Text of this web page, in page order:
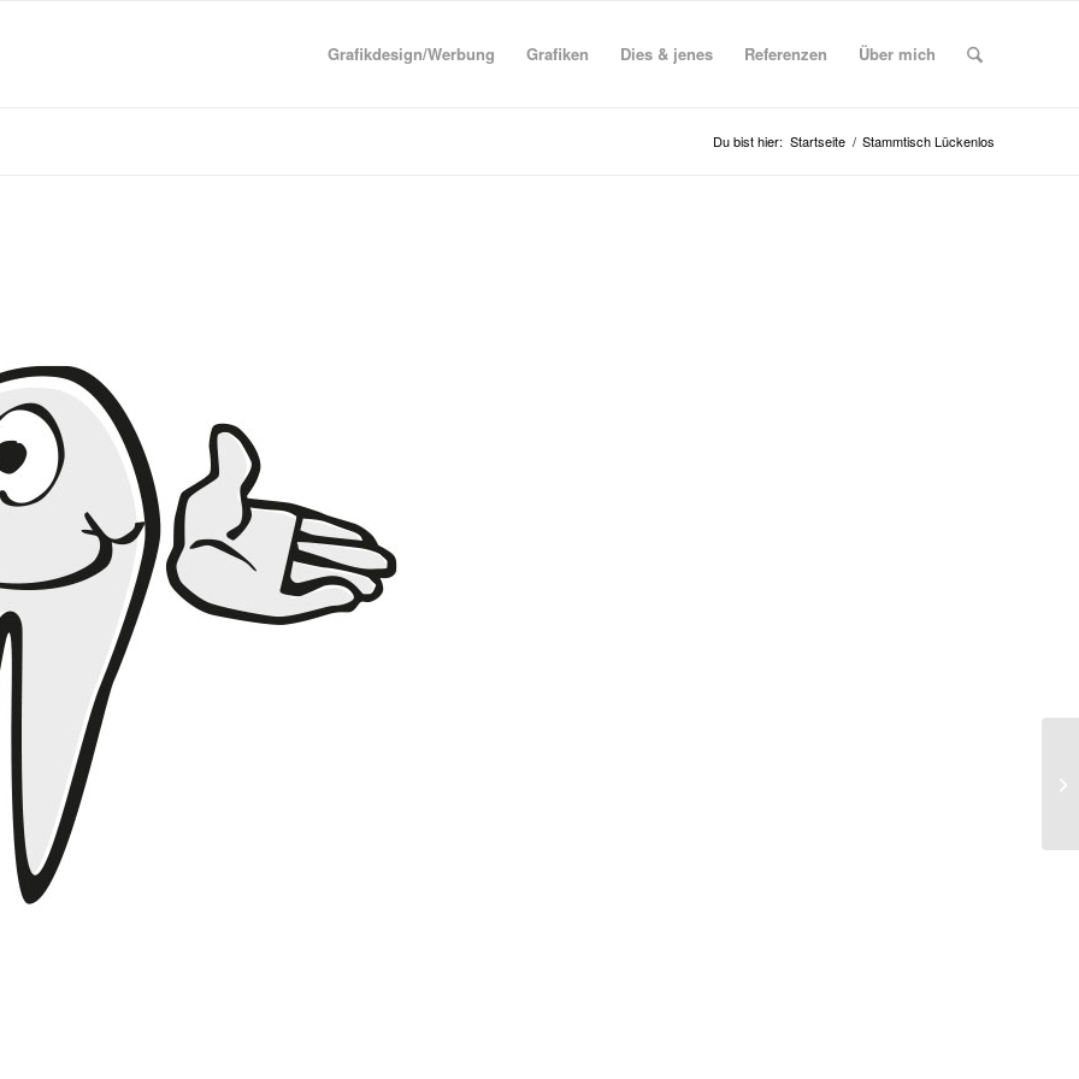
Grafikdesign/Werbung Grafiken Dies & jenes Referenzen Über mich
Du bist hier: Startseite / Stammtisch Lückenlos